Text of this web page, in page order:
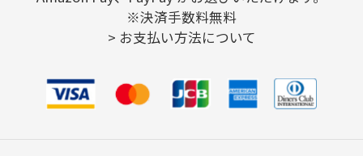
※決済手数料無料
> お支払い方法について